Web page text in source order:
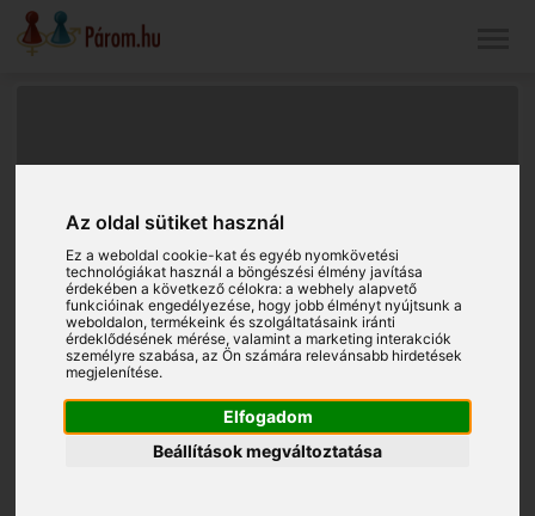
Az oldal sütiket használ
Ez a weboldal cookie-kat és egyéb nyomkövetési
technológiákat használ a böngészési élmény javítása
érdekében a következő célokra:a webhely alapvető
funkcióinak engedélyezése, hogy jobb élményt nyújtsunk a
weboldalon,termékeink és szolgáltatásaink iránti
érdeklődésének mérése, valamint a marketing interakciók
személyre szabása,az Ön számára relevánsabb hirdetések
megjelenítése.
Elfogadom
Beállítások megváltoztatása